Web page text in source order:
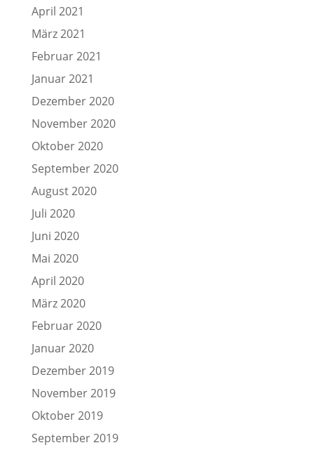
April 2021
März 2021
Februar 2021
Januar 2021
Dezember 2020
November 2020
Oktober 2020
September 2020
August 2020
Juli 2020
Juni 2020
Mai 2020
April 2020
März 2020
Februar 2020
Januar 2020
Dezember 2019
November 2019
Oktober 2019
September 2019